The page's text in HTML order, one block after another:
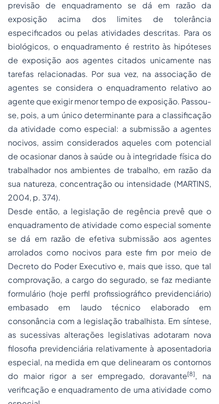
previsão de enquadramento se dá em razão da
exposição acima dos limites de tolerância
especificados ou pelas atividades descritas. Para os
biológicos, o enquadramento é restrito às hipóteses
de exposição aos agentes citados unicamente nas
tarefas relacionadas. Por sua vez, na associação de
agentes se considera o enquadramento relativo ao
agente que exigir menor tempo de exposição. Passou-
se, pois, a um único determinante para a classificação
da atividade como especial: a submissão a agentes
nocivos, assim considerados aqueles com potencial
de ocasionar danos à saúde ou à integridade física do
trabalhador nos ambientes de trabalho, em razão da
sua natureza, concentração ou intensidade (MARTINS,
2004, p. 374).
Desde então, a legislação de regência prevê que o
enquadramento de atividade como especial somente
se dá em razão de efetiva submissão aos agentes
arrolados como nocivos para este fim por meio de
Decreto do Poder Executivo e, mais que isso, que tal
comprovação, a cargo do segurado, se faz mediante
formulário (hoje perfil profissiográfico previdenciário)
embasado em laudo técnico elaborado em
consonância com a legislação trabalhista. Em síntese,
as sucessivas alterações legislativas adotaram nova
filosofia previdenciária relativamente à aposentadoria
especial, na medida em que delinearam os contornos
do maior rigor a ser empregado, doravante[8], na
verificação e enquadramento de uma atividade como